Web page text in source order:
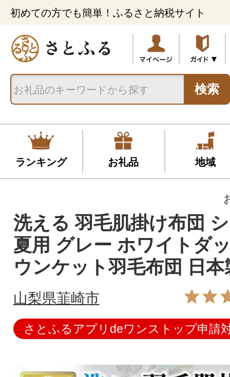
初めての方でも簡単！ふるさと納税サイト
検索
ランキング お礼品 地域
洗える 羽毛肌掛け布団
夏用 グレー ホワイトダ
ウンケット羽毛布団 日本
山梨県韮崎市
さとふるアプリdeワンストップ申請